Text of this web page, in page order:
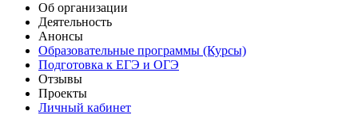
Об организации
Деятельность
Анонсы
Образовательные программы (Курсы)
Подготовка к ЕГЭ и ОГЭ
Отзывы
Проекты
Личный кабинет